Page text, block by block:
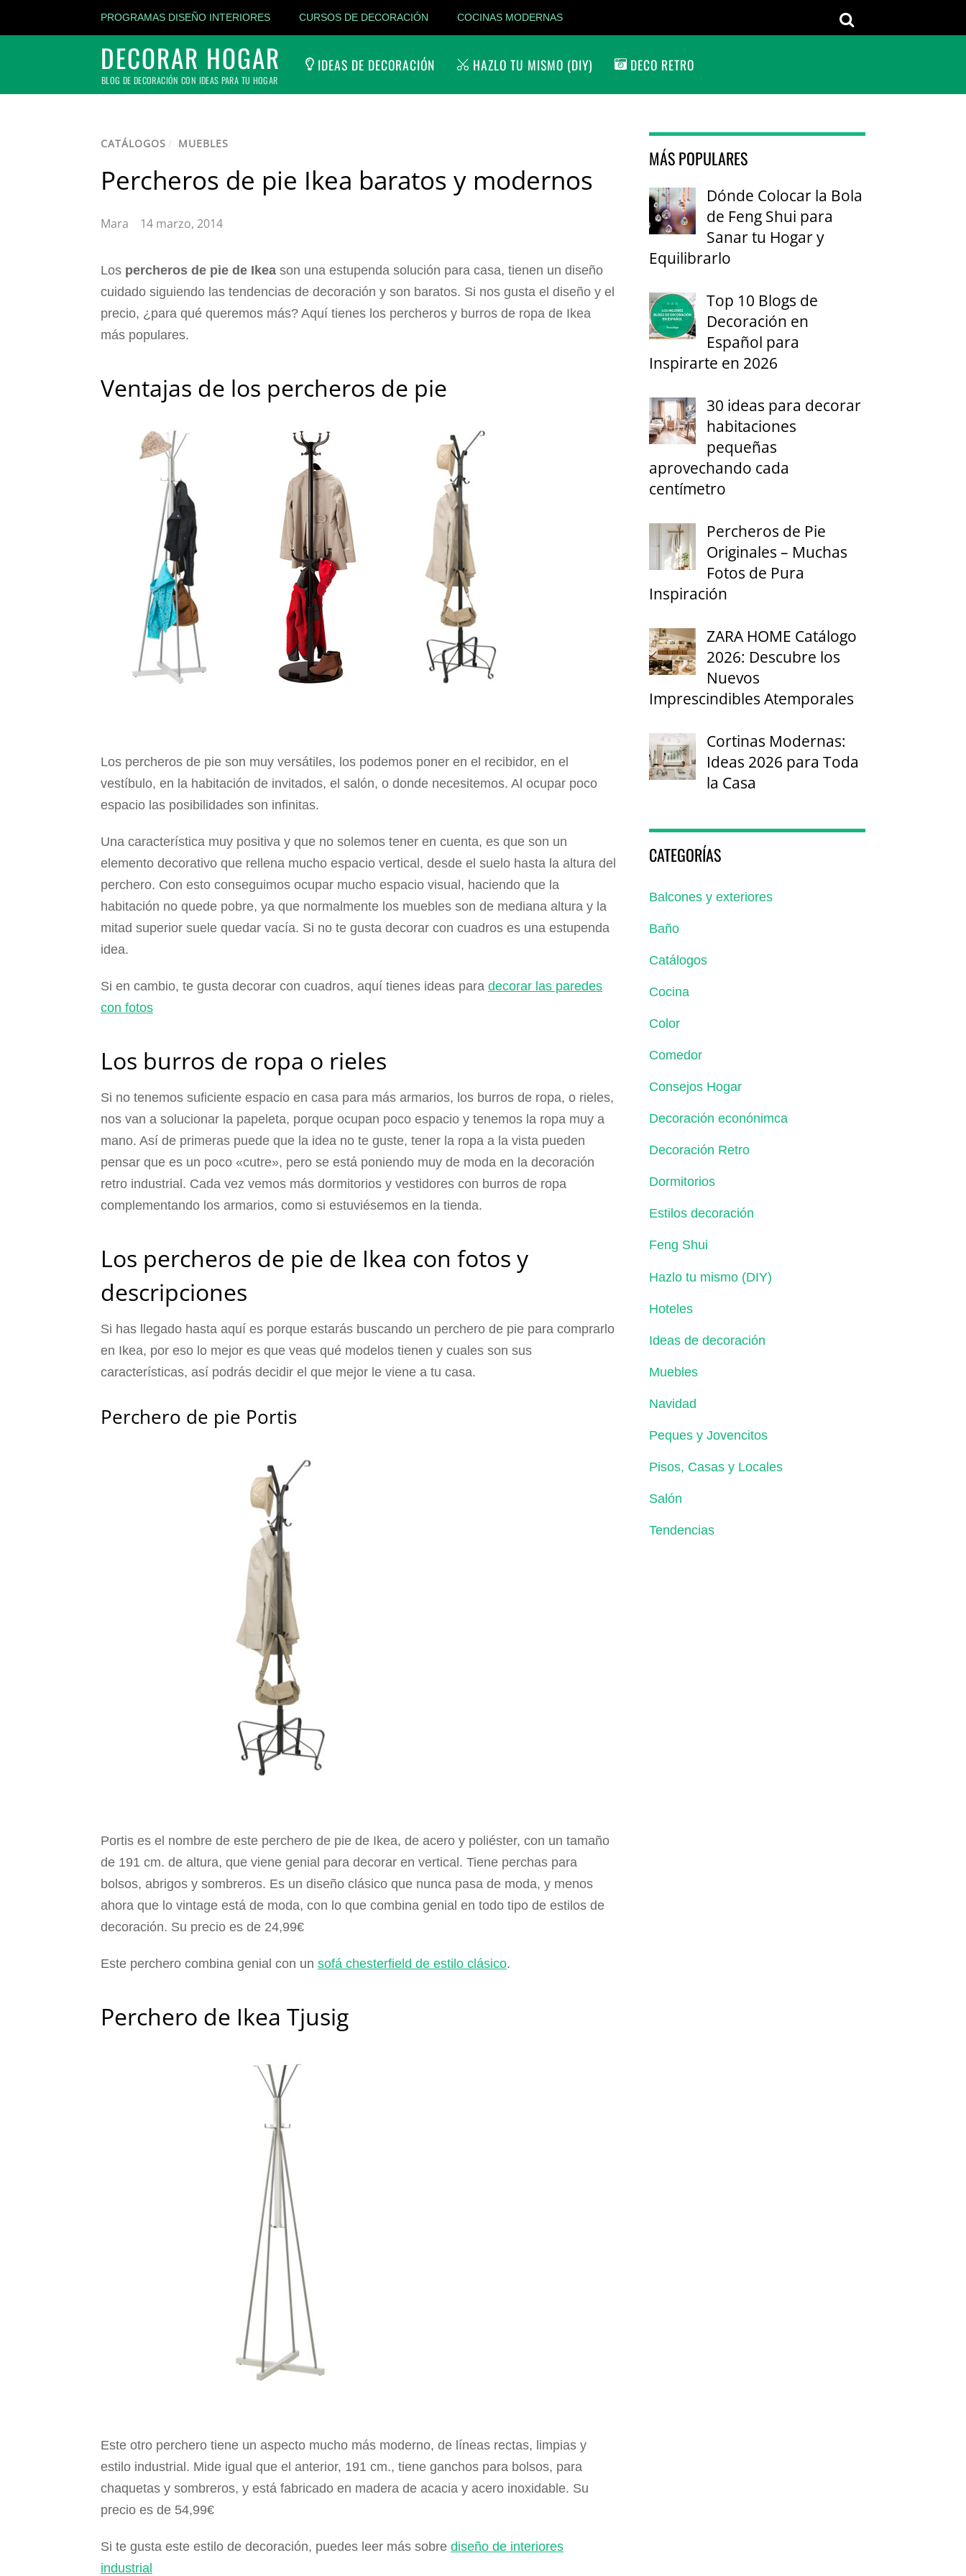
PROGRAMAS DISEÑO INTERIORES CURSOS DE DECORACIÓN COCINAS MODERNAS
DECORAR HOGAR
BLOG DE DECORACIÓN CON IDEAS PARA TU HOGAR
IDEAS DE DECORACIÓN HAZLO TU MISMO (DIY) DECO RETRO
CATÁLOGOS / MUEBLES
Percheros de pie Ikea baratos y modernos
Mara 14 marzo, 2014
Los percheros de pie de Ikea son una estupenda solución para casa, tienen un diseño
cuidado siguiendo las tendencias de decoración y son baratos. Si nos gusta el diseño y el
precio, ¿para qué queremos más? Aquí tienes los percheros y burros de ropa de Ikea
más populares.
Ventajas de los percheros de pie
Los percheros de pie son muy versátiles, los podemos poner en el recibidor, en el
vestíbulo, en la habitación de invitados, el salón, o donde necesitemos. Al ocupar poco
espacio las posibilidades son infinitas.
Una característica muy positiva y que no solemos tener en cuenta, es que son un
elemento decorativo que rellena mucho espacio vertical, desde el suelo hasta la altura del
perchero. Con esto conseguimos ocupar mucho espacio visual, haciendo que la
habitación no quede pobre, ya que normalmente los muebles son de mediana altura y la
mitad superior suele quedar vacía. Si no te gusta decorar con cuadros es una estupenda
idea.
Si en cambio, te gusta decorar con cuadros, aquí tienes ideas para decorar las paredes
con fotos
Los burros de ropa o rieles
Si no tenemos suficiente espacio en casa para más armarios, los burros de ropa, o rieles,
nos van a solucionar la papeleta, porque ocupan poco espacio y tenemos la ropa muy a
mano. Así de primeras puede que la idea no te guste, tener la ropa a la vista pueden
pensar que es un poco «cutre», pero se está poniendo muy de moda en la decoración
retro industrial. Cada vez vemos más dormitorios y vestidores con burros de ropa
complementando los armarios, como si estuviésemos en la tienda.
Los percheros de pie de Ikea con fotos y
descripciones
Si has llegado hasta aquí es porque estarás buscando un perchero de pie para comprarlo
en Ikea, por eso lo mejor es que veas qué modelos tienen y cuales son sus
características, así podrás decidir el que mejor le viene a tu casa.
Perchero de pie Portis
Portis es el nombre de este perchero de pie de Ikea, de acero y poliéster, con un tamaño
de 191 cm. de altura, que viene genial para decorar en vertical. Tiene perchas para
bolsos, abrigos y sombreros. Es un diseño clásico que nunca pasa de moda, y menos
ahora que lo vintage está de moda, con lo que combina genial en todo tipo de estilos de
decoración. Su precio es de 24,99€
Este perchero combina genial con un sofá chesterfield de estilo clásico.
Perchero de Ikea Tjusig
Este otro perchero tiene un aspecto mucho más moderno, de líneas rectas, limpias y
estilo industrial. Mide igual que el anterior, 191 cm., tiene ganchos para bolsos, para
chaquetas y sombreros, y está fabricado en madera de acacia y acero inoxidable. Su
precio es de 54,99€
Si te gusta este estilo de decoración, puedes leer más sobre diseño de interiores
industrial
MÁS POPULARES
Dónde Colocar la Bola
de Feng Shui para
Sanar tu Hogar y
Equilibrarlo
Top 10 Blogs de
Decoración en
Español para
Inspirarte en 2026
30 ideas para decorar
habitaciones
pequeñas
aprovechando cada
centímetro
Percheros de Pie
Originales – Muchas
Fotos de Pura
Inspiración
ZARA HOME Catálogo
2026: Descubre los
Nuevos
Imprescindibles Atemporales
Cortinas Modernas:
Ideas 2026 para Toda
la Casa
CATEGORÍAS
Balcones y exteriores
Baño
Catálogos
Cocina
Color
Comedor
Consejos Hogar
Decoración econónimca
Decoración Retro
Dormitorios
Estilos decoración
Feng Shui
Hazlo tu mismo (DIY)
Hoteles
Ideas de decoración
Muebles
Navidad
Peques y Jovencitos
Pisos, Casas y Locales
Salón
Tendencias